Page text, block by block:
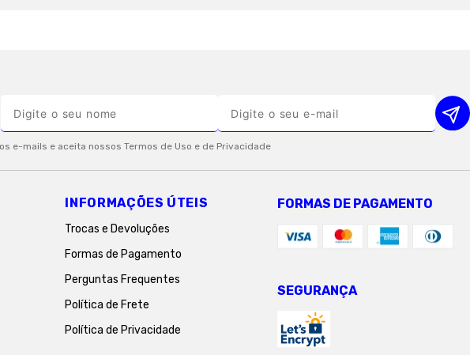
INFORMAÇÕES ÚTEIS
Trocas e Devoluções
Formas de Pagamento
Perguntas Frequentes
Política de Frete
Política de Privacidade
FORMAS DE PAGAMENTO
SEGURANÇA